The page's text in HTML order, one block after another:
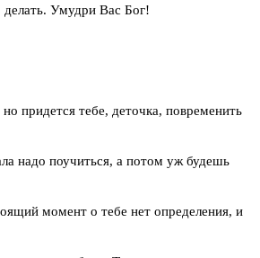
делать. Умудри Вас Бог!
придется тебе, деточка, повременить
надо поучиться, а потом уж будешь
момент о тебе нет определения, и